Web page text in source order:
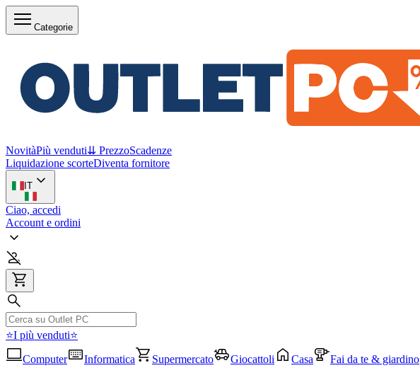
Categorie
NovitàPiù venduti⇊ PrezzoScadenze
Liquidazione scorteDiventa fornitore
IT
Ciao, accedi
Account e ordini
⭐I più venduti⭐
Computer
Informatica Supermercato Giocattoli Casa Fai da te & giardino